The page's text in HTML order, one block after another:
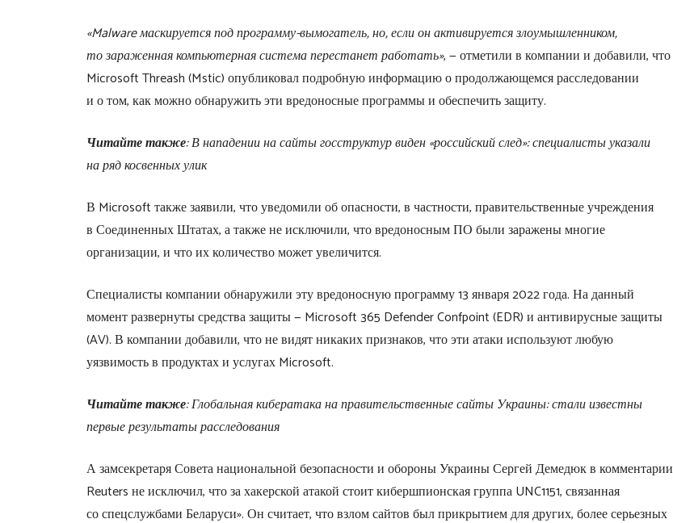
«Malware маскируется под программу-вымогатель, но, если он активируется злоумышленником,
то зараженная компьютерная система перестанет работать», — отметили в компании и добавили, что
Microsoft Threash (Mstic) опубликовал подробную информацию о продолжающемся расследовании
и о том, как можно обнаружить эти вредоносные программы и обеспечить защиту.
Читайте также: В нападении на сайты госструктур виден «российский след»: специалисты указали
на ряд косвенных улик
В Microsoft также заявили, что уведомили об опасности, в частности, правительственные учреждения
в Соединенных Штатах, а также не исключили, что вредоносным ПО были заражены многие
организации, и что их количество может увеличится.
Специалисты компании обнаружили эту вредоносную программу 13 января 2022 года. На данный
момент развернуты средства защиты — Microsoft 365 Defender Confpoint (EDR) и антивирусные защиты
(AV). В компании добавили, что не видят никаких признаков, что эти атаки используют любую
уязвимость в продуктах и ​​услугах Microsoft.
Читайте также: Глобальная кибератака на правительственные сайты Украины: стали известны
первые результаты расследования
А замсекретаря Совета национальной безопасности и обороны Украины Сергей Демедюк в комментарии
Reuters не исключил, что за хакерской атакой стоит кибершпионская группа UNC1151, связанная
со спецслужбами Беларуси». Он считает, что взлом сайтов был прикрытием для других, более серьезных